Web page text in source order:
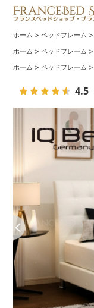
ホーム >ベッドフレーム >
ホーム >ベッドフレーム >
ホーム >ベッドフレーム >
4.5